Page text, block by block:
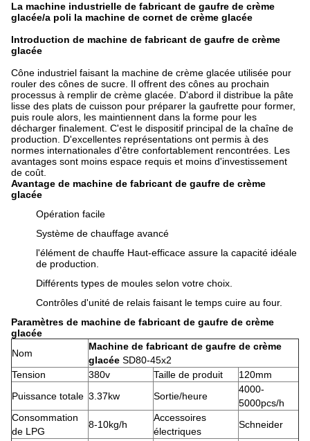
La machine industrielle de fabricant de gaufre de crème
glacée/a poli la machine de cornet de crème glacée
Introduction de machine de fabricant de gaufre de crème
glacée
Cône industriel faisant la machine de crème glacée utilisée pour
rouler des cônes de sucre. Il offrent des cônes au prochain
processus à remplir de crème glacée. D'abord il distribue la pâte
lisse des plats de cuisson pour préparer la gaufrette pour former,
puis roule alors, les maintiennent dans la forme pour les
décharger finalement. C'est le dispositif principal de la chaîne de
production. D'excellentes représentations ont permis à des
normes internationales d'être confortablement rencontrées. Les
avantages sont moins espace requis et moins d'investissement
de coût.
Avantage de machine de fabricant de gaufre de crème
glacée
Opération facile
Système de chauffage avancé
l'élément de chauffe Haut-efficace assure la capacité idéale
de production.
Différents types de moules selon votre choix.
Contrôles d'unité de relais faisant le temps cuire au four.
Paramètres de machine de fabricant de gaufre de crème
glacée
Nom
Machine de fabricant de gaufre de crème
glacée SD80-45x2
Tension
380v Taille de produit
120mm
Puissance totale 3.37kw Sortie/heure
4000-
5000pcs/h
Consommation
de LPG
8-10kg/h
Accessoires
électriques
Schneider